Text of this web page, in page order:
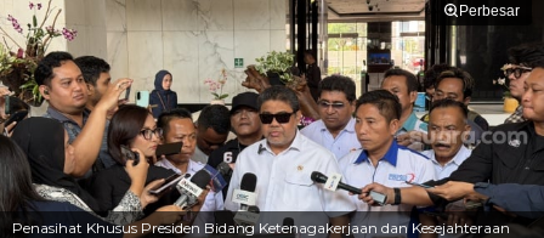
Perbesar
Penasihat Khusus Presiden Bidang Ketenagakerjaan dan Kesejahteraan